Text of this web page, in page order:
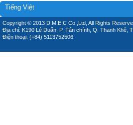
Tiếng Việt
Copyright © 2013 D.M.E.C Co.,Ltd, All Rights
Địa chỉ: K190 Lê Duẩn, P. Tân chính, Q. Thanh Khê,
Điện thoại: (+84) 5113752506